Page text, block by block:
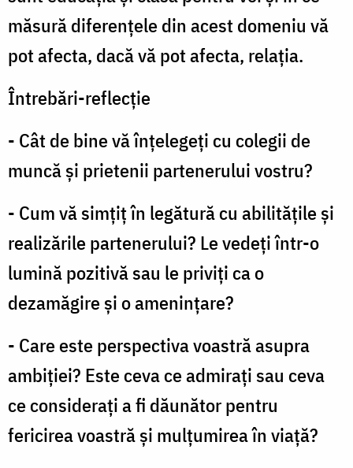
măsură diferențele din acest domeniu vă
pot afecta, dacă vă pot afecta, relația.
Întrebări-reflecție
- Cât de bine vă înțelegeți cu colegii de
muncă și prietenii partenerului vostru?
- Cum vă simțiț în legătură cu abilitățile și
realizările partenerului? Le vedeți într-o
lumină pozitivă sau le priviți ca o
dezamăgire și o amenințare?
- Care este perspectiva voastră asupra
ambiției? Este ceva ce admirați sau ceva
ce considerați a fi dăunător pentru
fericirea voastră și mulțumirea în viață?